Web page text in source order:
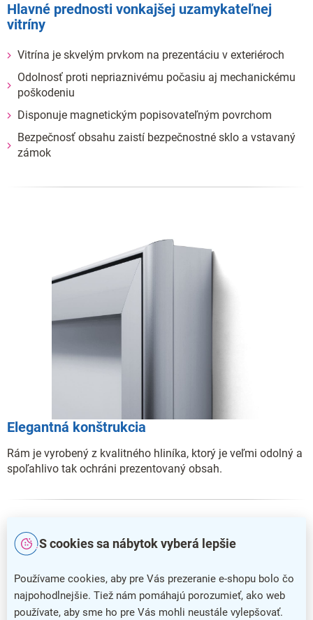
S cookies sa nábytok vyberá lepšie
Používame cookies, aby pre Vás prezeranie e-shopu bolo čo
najpohodlnejšie. Tiež nám pomáhajú porozumieť, ako web
používate, aby sme ho pre Vás mohli neustále vylepšovať.
Hlavné prednosti vonkajšej uzamykateľnej
vitríny
Vitrína je skvelým prvkom na prezentáciu v exteriéroch
Odolnosť proti nepriaznivému počasiu aj mechanickému
poškodeniu
Disponuje magnetickým popisovateľným povrchom
Bezpečnosť obsahu zaistí bezpečnostné sklo a vstavaný
zámok
Elegantná konštrukcia
Rám je vyrobený z kvalitného hliníka, ktorý je veľmi odolný a
spoľahlivo tak ochráni prezentovaný obsah.